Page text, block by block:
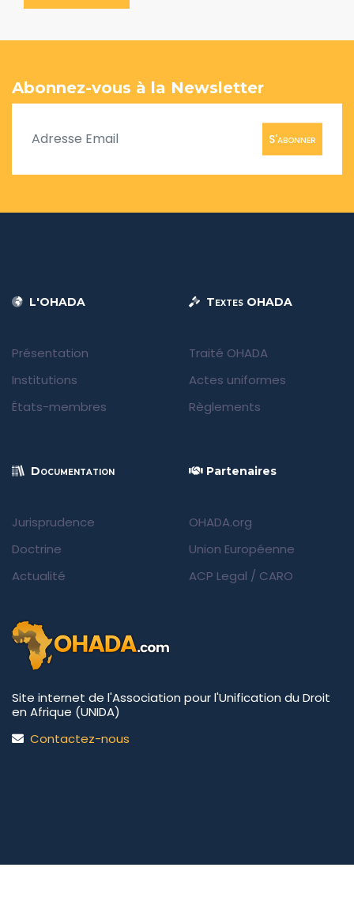
Abonnez-vous à la Newsletter
S'abonner
L'OHADA
Présentation
Institutions
États-membres
Textes OHADA
Traité OHADA
Actes uniformes
Règlements
Documentation
Jurisprudence
Doctrine
Actualité
Partenaires
OHADA.org
Union Européenne
ACP Legal / CARO
Site internet de l'Association pour l'Unification du Droit
en Afrique (UNIDA)
Contactez-nous